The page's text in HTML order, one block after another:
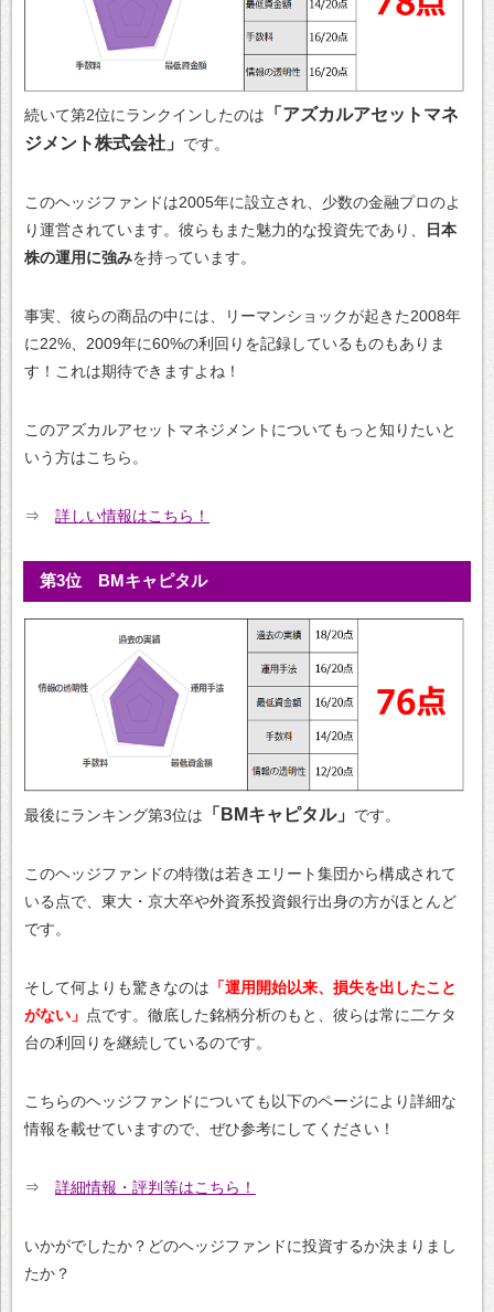
続いて第2位にランクインしたのは 「アズカルアセットマネ
ジメント株式会社」 です。
このヘッジファンドは2005年に設立され、少数の金融プロのよ
り運営されています。彼らもまた魅力的な投資先であり、
日本
株の運用に強みを持っています。
事実、彼らの商品の中には、リーマンショックが起きた2008年
に22%、2009年に60%の利回りを記録しているものもありま
す！これは期待できますよね！
このアズカルアセットマネジメントについてもっと知りたいと
いう方はこちら。
⇒ 詳しい情報はこちら！
第3位 BMキャピタル
最後にランキング第3位は 「BMキャピタル」 です。
このヘッジファンドの特徴は若きエリート集団から構成されて
いる点で、東大・京大卒や外資系投資銀行出身の方がほとんど
です。
そして何よりも驚きなのは 「運用開始以来、損失を出したこと
がない」 点です。徹底した銘柄分析のもと、彼らは常に二ケタ
台の利回りを継続しているのです。
こちらのヘッジファンドについても以下のページにより詳細な
情報を載せていますので、ぜひ参考にしてください！
⇒ 詳細情報・評判等はこちら！
いかがでしたか？どのヘッジファンドに投資するか決まりまし
たか？